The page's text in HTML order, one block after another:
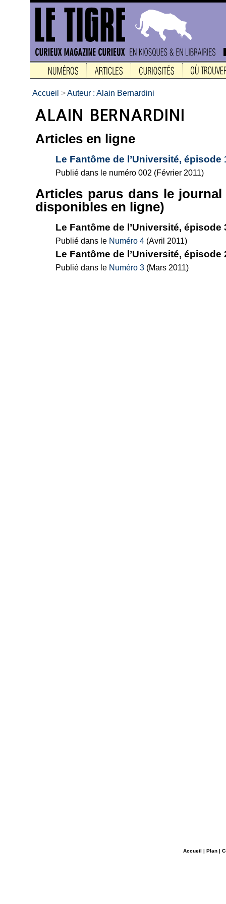
Accueil >Auteur : Alain Bernardini
Articles en ligne
Le Fantôme de l’Université, épisode
Publié dans le numéro 002 (Février 2011)
Articles parus dans le
disponibles en ligne)
Le Fantôme de l’Université, épisode
Publié dans le Numéro 4 (Avril 2011)
Le Fantôme de l’Université, épisode
Publié dans le Numéro 3 (Mars 2011)
Accueil | Plan|